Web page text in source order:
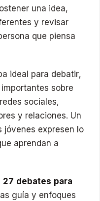
una idea,
y revisar
que piensa
ideal para debatir,
sobre
sociales,
y relaciones. Un
jóvenes expresen lo
aprendan a
27 debates para
guía y enfoques